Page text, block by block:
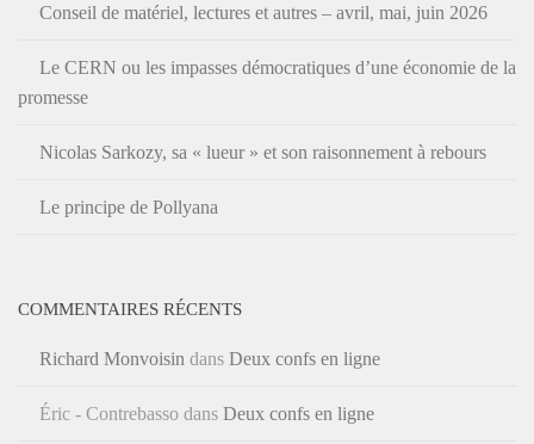
Conseil de matériel, lectures et autres – avril, mai, juin 2026
Le CERN ou les impasses démocratiques d’une économie de la
promesse
Nicolas Sarkozy, sa « lueur » et son raisonnement à rebours
Le principe de Pollyana
COMMENTAIRES RÉCENTS
Richard Monvoisin dans Deux confs en ligne
Éric - Contrebasso dans Deux confs en ligne